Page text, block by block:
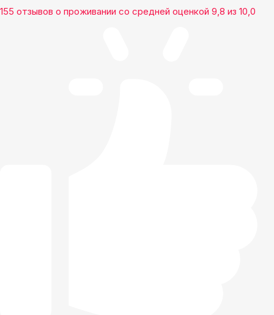
155 отзывов о проживании со средней оценкой 9,8 из 10,0